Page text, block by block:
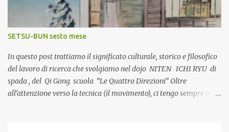
SETSU-BUN sesto mese
In questo post trattiamo il significato culturale, storico e filosofico
del lavoro di ricerca che svolgiamo nel dojo NITEN ICHI RYU di
spada , del Qi Gong scuola “Le Quattro Direzioni” Oltre
all’attenzione verso la tecnica (il movimento), ci tengo sempre ad